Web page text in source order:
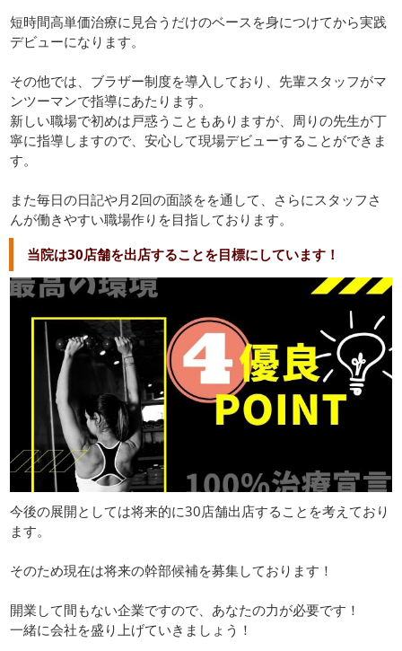
短時間高単価治療に見合うだけのベースを身につけてから実践
デビューになります。
その他では、ブラザー制度を導入しており、先輩スタッフがマ
ンツーマンで指導にあたります。
新しい職場で初めは戸惑うこともありますが、周りの先生が丁
寧に指導しますので、安心して現場デビューすることができま
す。
また毎日の日記や月2回の面談をを通して、さらにスタッフさ
んが働きやすい職場作りを目指しております。
当院は30店舗を出店することを目標にしています！
今後の展開としては将来的に30店舗出店することを考えており
ます。
そのため現在は将来の幹部候補を募集しております！
開業して間もない企業ですので、あなたの力が必要です！
一緒に会社を盛り上げていきましょう！